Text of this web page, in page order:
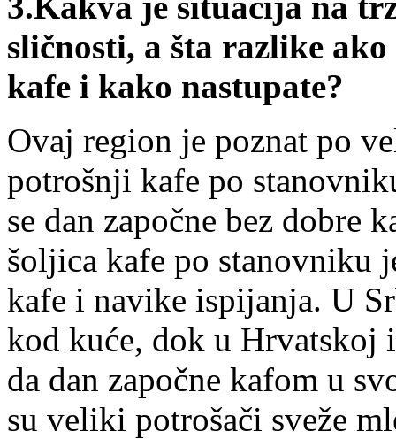
sličnosti, a šta razlike
kafe i kako nastupate?
Ovaj region je poznat po
potrošnji kafe po
se dan započne bez dobre
šoljica kafe po stanovniku
kafe i navike ispijanja. U
kod kuće, dok u Hrvatskoj
da dan započne kafom u
su veliki potrošači sveže